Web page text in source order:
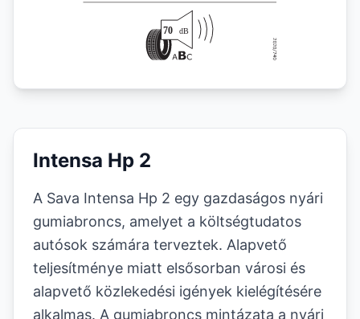
Intensa Hp 2
A Sava Intensa Hp 2 egy gazdaságos nyári
gumiabroncs, amelyet a költségtudatos
autósok számára terveztek. Alapvető
teljesítménye miatt elsősorban városi és
alapvető közlekedési igények kielégítésére
alkalmas. A gumiabroncs mintázata a nyári